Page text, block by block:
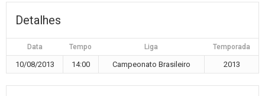
Detalhes
Data Tempo Liga Temporada
10/08/2013 14:00 Campeonato Brasileiro 2013